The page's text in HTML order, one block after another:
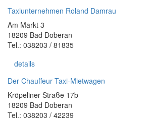
Taxiunternehmen Roland Damrau
Am Markt 3
18209 Bad Doberan
Tel.: 038203 / 81835
details
Der Chauffeur Taxi-Mietwagen
Kröpeliner Straße 17b
18209 Bad Doberan
Tel.: 038203 / 42239